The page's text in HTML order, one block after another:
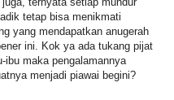
tetap bisa menikmati
yang mendapatkan anugerah
ini. Kok ya ada tukang pijat
ibu maka pengalamannya
menjadi piawai begini?